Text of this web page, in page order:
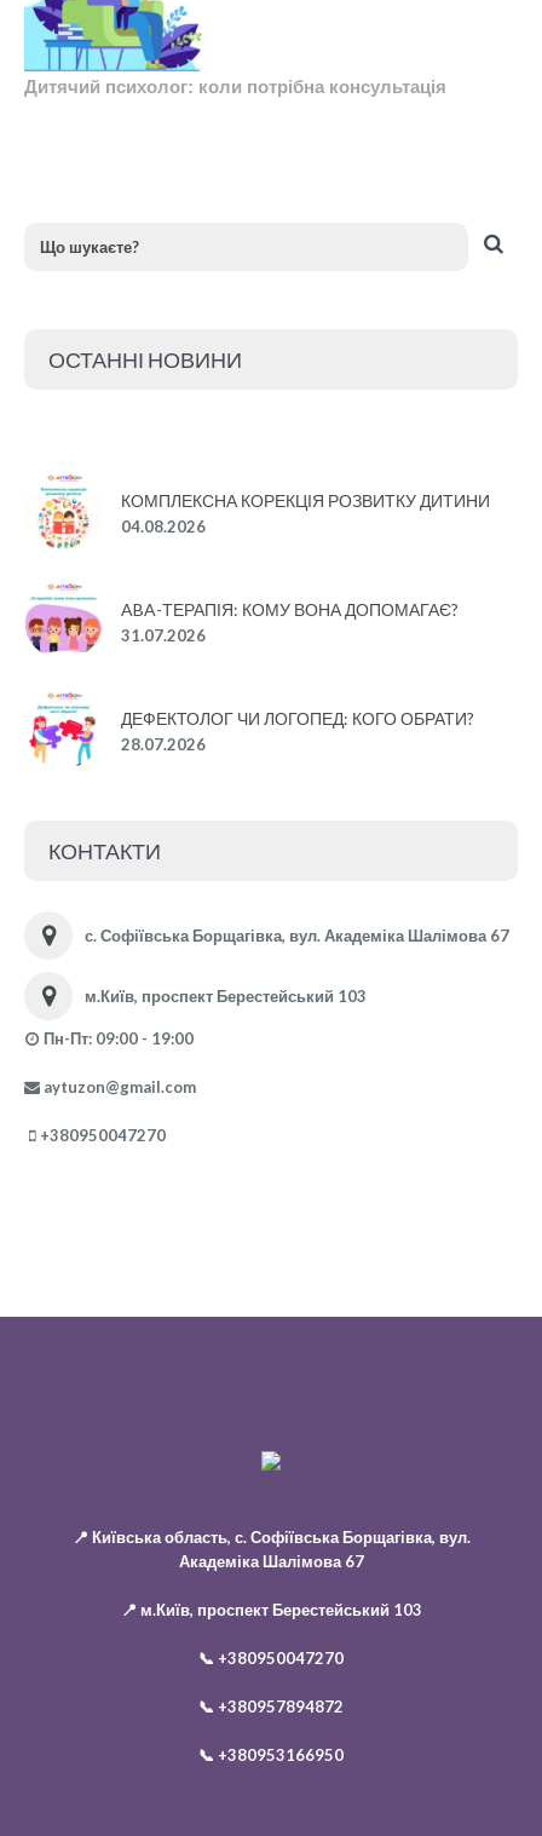
Дитячий психолог: коли потрібна консультація
ОСТАННІ НОВИНИ
КОМПЛЕКСНА КОРЕКЦІЯ РОЗВИТКУ ДИТИНИ
04.08.2026
ABA-ТЕРАПІЯ: КОМУ ВОНА ДОПОМАГАЄ?
31.07.2026
ДЕФЕКТОЛОГ ЧИ ЛОГОПЕД: КОГО ОБРАТИ?
28.07.2026
КОНТАКТИ
с. Софіївська Борщагівка, вул. Академіка Шалімова 67
м.Київ, проспект Берестейський 103
Пн-Пт: 09:00 - 19:00
aytuzon@gmail.com
+380950047270
📍 Київська область, с. Софіївська Борщагівка, вул.
Академіка Шалімова 67
📍 м.Київ, проспект Берестейський 103
📞 +380950047270
📞 +380957894872
📞 +380953166950